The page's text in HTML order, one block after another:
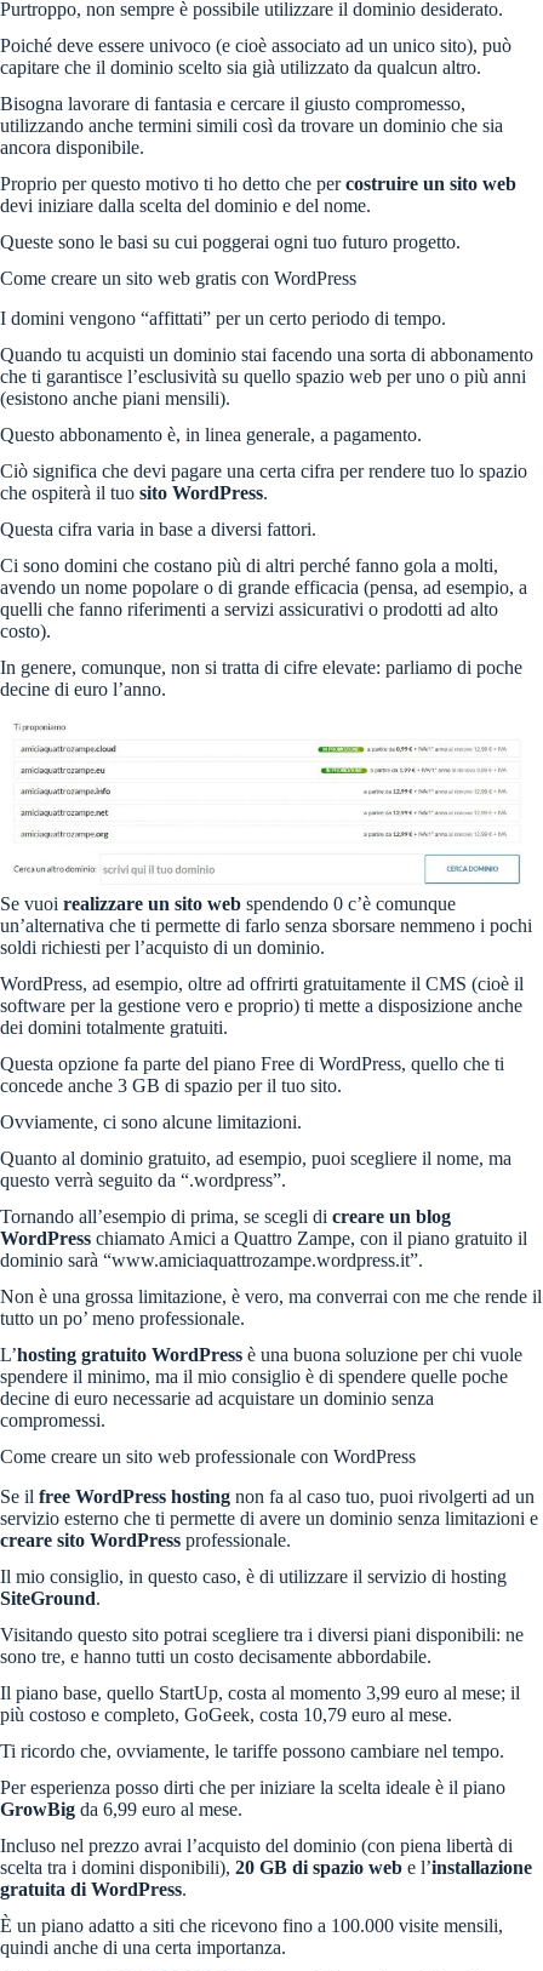
Purtroppo, non sempre è possibile utilizzare il dominio desiderato.
Poiché deve essere univoco (e cioè associato ad un unico sito), può
capitare che il dominio scelto sia già utilizzato da qualcun altro.
Bisogna lavorare di fantasia e cercare il giusto compromesso,
utilizzando anche termini simili così da trovare un dominio che sia
ancora disponibile.
Proprio per questo motivo ti ho detto che percostruire un sito web
devi iniziare dalla scelta del dominio e del nome.
Queste sono le basi su cui poggerai ogni tuo futuro progetto.
Come creare un sito web gratis con WordPress
I domini vengono “affittati” per un certo periodo di tempo.
Quando tu acquisti un dominio stai facendo una sorta di abbonamento
che ti garantisce l’esclusività su quello spazio web per uno o più anni
(esistono anche piani mensili).
Questo abbonamento è, in linea generale, a pagamento.
Ciò significa che devi pagare una certa cifra per rendere tuo lo spazio
che ospiterà il tuo sito WordPress.
Questa cifra varia in base a diversi fattori.
Ci sono domini che costano più di altri perché fanno gola a molti,
avendo un nome popolare o di grande efficacia (pensa, ad esempio, a
quelli che fanno riferimenti a servizi assicurativi o prodotti ad alto
costo).
In genere, comunque, non si tratta di cifre elevate: parliamo di poche
decine di euro l’anno.
Se vuoi realizzare un sito web spendendo 0 c’è comunque
un’alternativa che ti permette di farlo senza sborsare nemmeno i pochi
soldi richiesti per l’acquisto di un dominio.
WordPress, ad esempio, oltre ad offrirti gratuitamente il CMS (cioè il
software per la gestione vero e proprio) ti mette a disposizione anche
dei domini totalmente gratuiti.
Questa opzione fa parte del piano Free di WordPress, quello che ti
concede anche 3 GB di spazio per il tuo sito.
Ovviamente, ci sono alcune limitazioni.
Quanto al dominio gratuito, ad esempio, puoi scegliere il nome, ma
questo verrà seguito da “.wordpress”.
Tornando all’esempio di prima, se scegli di creare un blog
WordPress chiamato Amici a Quattro Zampe, con il piano gratuito il
dominio sarà “www.amiciaquattrozampe.wordpress.it”.
Non è una grossa limitazione, è vero, ma converrai con me che rende il
tutto un po’ meno professionale.
L’hosting gratuito WordPress è una buona soluzione per chi vuole
spendere il minimo, ma il mio consiglio è di spendere quelle poche
decine di euro necessarie ad acquistare un dominio senza
compromessi.
Come creare un sito web professionale con WordPress
Se il free WordPress hosting non fa al caso tuo, puoi rivolgerti ad un
servizio esterno che ti permette di avere un dominio senza limitazioni e
creare sito WordPress professionale.
Il mio consiglio, in questo caso, è di utilizzare il servizio di hosting
SiteGround.
Visitando questo sito potrai scegliere tra i diversi piani disponibili: ne
sono tre, e hanno tutti un costo decisamente abbordabile.
Il piano base, quello StartUp, costa al momento 3,99 euro al mese; il
più costoso e completo, GoGeek, costa 10,79 euro al mese.
Ti ricordo che, ovviamente, le tariffe possono cambiare nel tempo.
Per esperienza posso dirti che per iniziare la scelta ideale è il piano
GrowBig da 6,99 euro al mese.
Incluso nel prezzo avrai l’acquisto del dominio (con piena libertà di
scelta tra i domini disponibili), 20 GB di spazio web e l’installazione
gratuita di WordPress.
È un piano adatto a siti che ricevono fino a 100.000 visite mensili,
quindi anche di una certa importanza.